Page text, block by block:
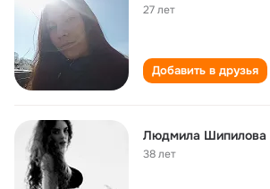
27 лет
Добавить в друзья
Людмила Шипилова
38 лет